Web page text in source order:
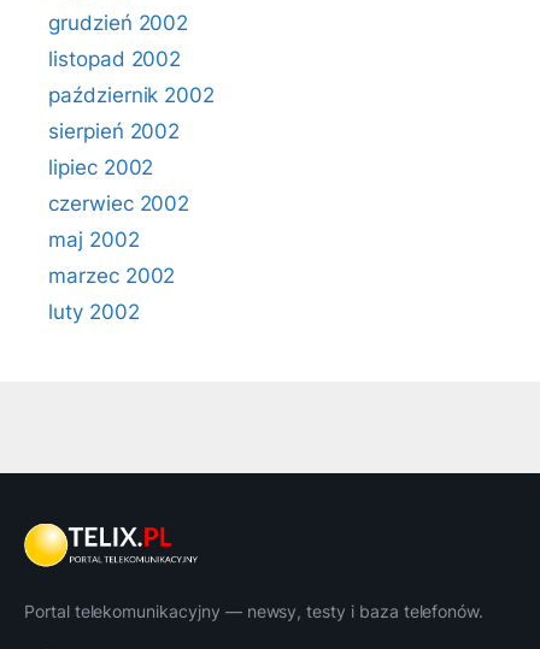
grudzień 2002
listopad 2002
październik 2002
sierpień 2002
lipiec 2002
czerwiec 2002
maj 2002
marzec 2002
luty 2002
Portal telekomunikacyjny — newsy, testy i baza telefonów.